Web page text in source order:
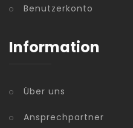
Benutzerkonto
Information
Über uns
Ansprechpartner